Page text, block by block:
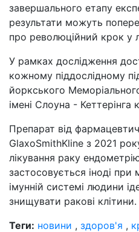
завершального етапу
результати можуть
про революційний крок у
У рамках дослідження
кожному піддослідному
йоркського
імені Слоуна - Кеттерінга
Препарат від
GlaxoSmithKline з 2021
лікування раку
застосовується іноді
імунній системі людини
знищувати ракові клітини.
Теги: новини , здоров'я ,